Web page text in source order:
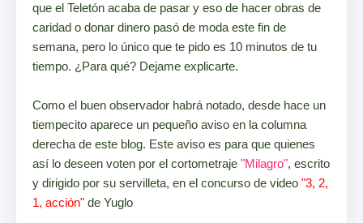
que el Teletón acaba de pasar y eso de hacer obras de
caridad o donar dinero pasó de moda este fin de
semana, pero lo único que te pido es 10 minutos de tu
tiempo. ¿Para qué? Dejame explicarte.
Como el buen observador habrá notado, desde hace un
tiempecito aparece un pequeño aviso en la columna
derecha de este blog. Este aviso es para que quienes
así lo deseen voten por el cortometraje "Milagro", escrito
y dirigido por su servilleta, en el concurso de video "3, 2,
1, acción" de Yuglo